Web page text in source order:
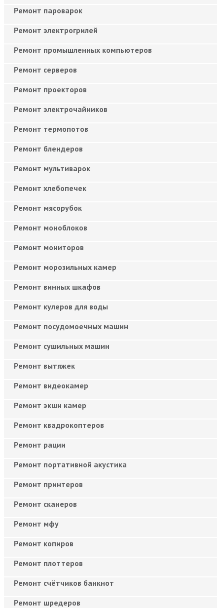
Ремонт пароварок
Ремонт электрогрилей
Ремонт промышленных компьютеров
Ремонт серверов
Ремонт проекторов
Ремонт электрочайников
Ремонт термопотов
Ремонт блендеров
Ремонт мультиварок
Ремонт хлебопечек
Ремонт мясорубок
Ремонт моноблоков
Ремонт мониторов
Ремонт морозильных камер
Ремонт винных шкафов
Ремонт кулеров для воды
Ремонт посудомоечных машин
Ремонт сушильных машин
Ремонт вытяжек
Ремонт видеокамер
Ремонт экшн камер
Ремонт квадрокоптеров
Ремонт рации
Ремонт портативной акустика
Ремонт принтеров
Ремонт сканеров
Ремонт мфу
Ремонт копиров
Ремонт плоттеров
Ремонт счётчиков банкнот
Ремонт шредеров